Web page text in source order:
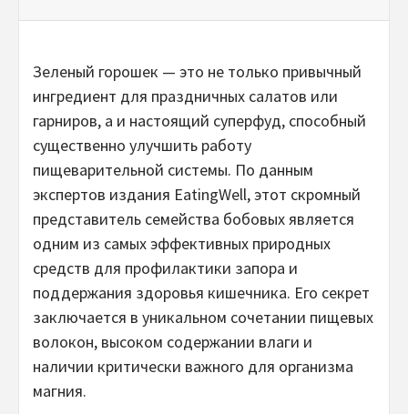
Зеленый горошек — это не только привычный
ингредиент для праздничных салатов или
гарниров, а и настоящий суперфуд, способный
существенно улучшить работу
пищеварительной системы. По данным
экспертов издания EatingWell, этот скромный
представитель семейства бобовых является
одним из самых эффективных природных
средств для профилактики запора и
поддержания здоровья кишечника. Его секрет
заключается в уникальном сочетании пищевых
волокон, высоком содержании влаги и
наличии критически важного для организма
магния.